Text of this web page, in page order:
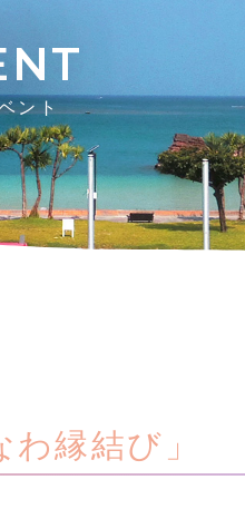
ント
縁結び」